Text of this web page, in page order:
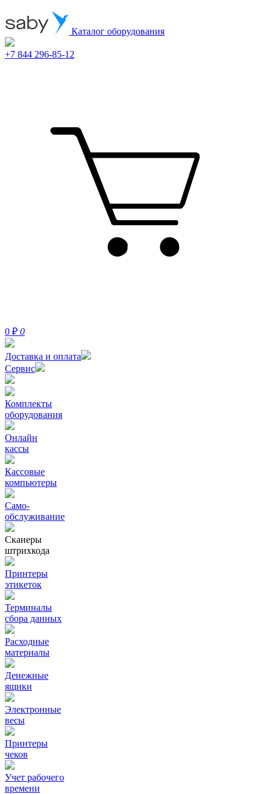
Каталог оборудования
+7 844 296-85-12
0 ₽ 0
Доставка и оплата
Сервис
Комплекты
оборудования
Онлайн
кассы
Кассовые
компьютеры
Само-
обслуживание
Сканеры
штрихкода
Принтеры
этикеток
Терминалы
сбора данных
Расходные
материалы
Денежные
ящики
Электронные
весы
Принтеры
чеков
Учет рабочего
времени